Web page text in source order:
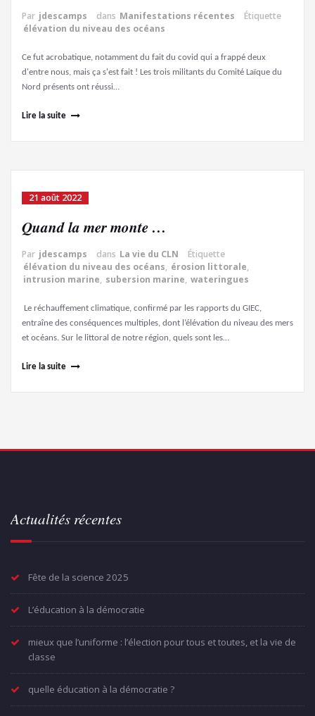
Par jdescamps dans Manifestations récentes
Étiquette
élévation du niveau des océans
Ce fut acrobatique, notamment du fait du covid qui a frappé deux
d'entre nous, mais ça s'est fait ! Les trois militants du Comité Laïque du
Nord présents ont réussi…
Lire la suite
21 août 2022
Quand la mer monte …
Par jdescamps dans La vie du CLN
Étiquette
élévation du niveau des océans, érosion littorale,
intrusion marine, subersion marine, wateringues
Le réchauffement climatique, confirmé par les rapports du GIEC,
entraîne des conséquences multiples, dont l’élévation du niveau des mers
et océans. Sur le littoral de notre région, quels sont les…
Lire la suite
Actualités récentes
Fête de la science 2025
L’éducation à la démocratie
mieux que l’uniforme : l’élection pour tous et toutes, et la vie de
classe
quelle éducation à la démocratie ?